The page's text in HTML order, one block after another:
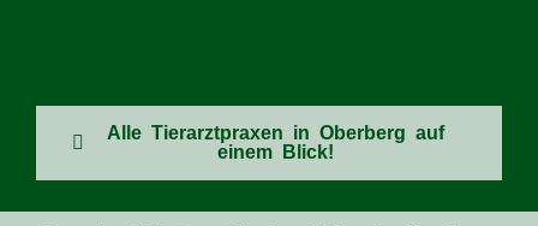
Alle Tierarztpraxen in Oberberg auf
einem Blick!